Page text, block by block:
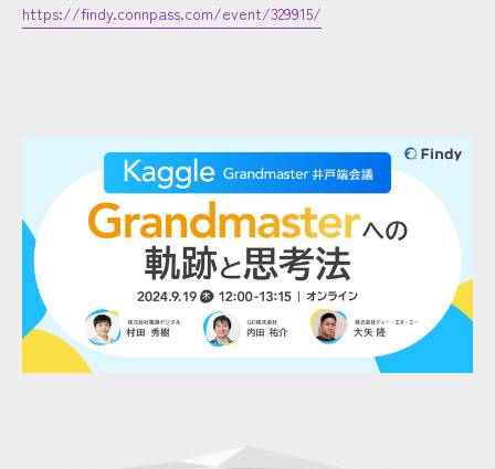
https://findy.connpass.com/event/329915/